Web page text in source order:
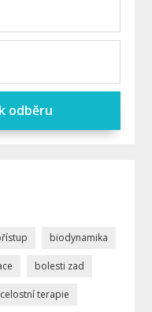
odběru
biodynamika
bolesti zad
celostní terapie